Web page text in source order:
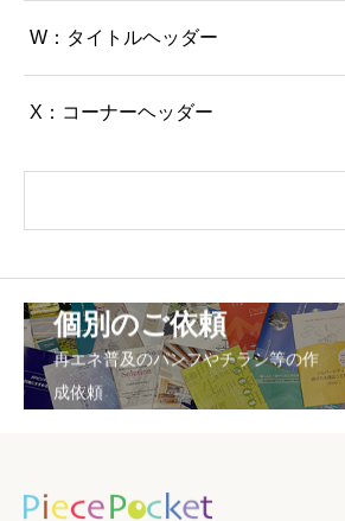
W：タイトルヘッダー
X：コーナーヘッダー
個別のご依頼
再エネ普及のパンフやチラシ等の作
成依頼